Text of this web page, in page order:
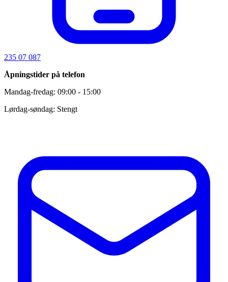
235 07 087
Åpningstider på telefon
Mandag-fredag: 09:00 - 15:00
Lørdag-søndag: Stengt